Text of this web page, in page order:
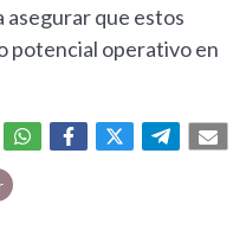
asegurar que estos
potencial operativo en